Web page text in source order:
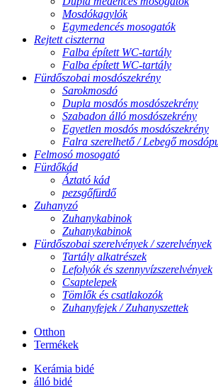
Mosdókagylók
Egymedencés mosogatók
Rejtett ciszterna
Falba épített WC-tartály
Falba épített WC-tartály
Fürdőszobai mosdószekrény
Sarokmosdó
Dupla mosdós mosdószekrény
Szabadon álló mosdószekrény
Egyetlen mosdós mosdószekrény
Falra szerelhető / Lebegő
Felmosó mosogató
Fürdőkád
Áztató kád
pezsgőfürdő
Zuhanyzó
Zuhanykabinok
Zuhanykabinok
Fürdőszobai szerelvények / szerelvények
Tartály alkatrészek
Lefolyók és szennyvízszerelvények
Csaptelepek
Tömlők és csatlakozók
Zuhanyfejek / Zuhanyszettek
Otthon
Termékek
Kerámia bidé
álló bidé